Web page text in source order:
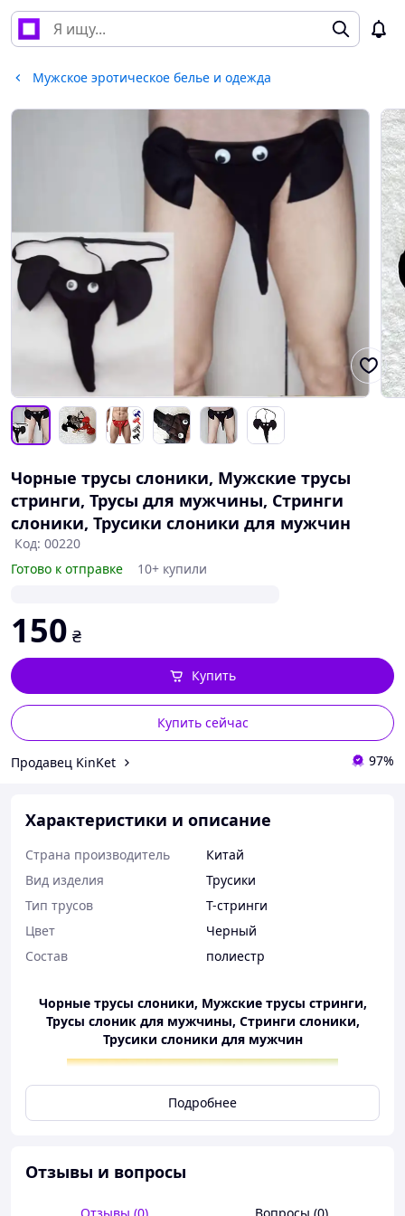
Мужское эротическое белье и одежда
Чорные трусы слоники, Мужские трусы
стринги, Трусы для мужчины, Стринги
слоники, Трусики слоники для мужчин
Код: 00220
Готово к отправке
10+ купили
150 ₴
Купить сейчас
Купить
Продавец KinKet 97%
Характеристики и описание
Страна производитель
Китай
Вид изделия
Трусики
Тип трусов
T-стринги
Цвет
Черный
Состав
полиестр
Чорные трусы слоники, Мужские трусы стринги,
Трусы слоник для мужчины, Стринги слоники,
Трусики слоники для мужчин
Эротические мужские трусы Playful Elephants –
идеальный выбор, чтобы удивить партнершу и
Подробнее
Отзывы и вопросы